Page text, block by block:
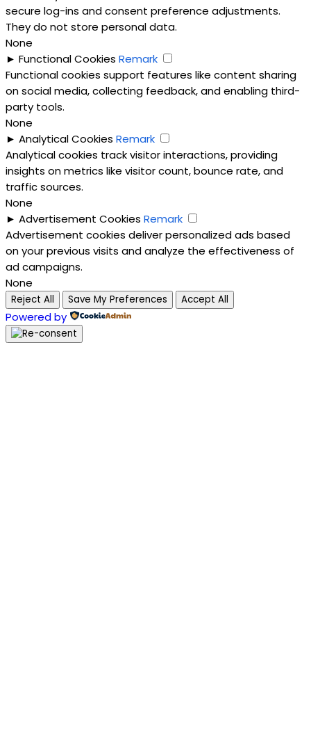
secure log-ins and consent preference adjustments.
They do not store personal data.
None
► Functional Cookies Remark
Functional cookies support features like content sharing
on social media, collecting feedback, and enabling third-
party tools.
None
► Analytical Cookies Remark
Analytical cookies track visitor interactions, providing
insights on metrics like visitor count, bounce rate, and
traffic sources.
None
► Advertisement Cookies Remark
Advertisement cookies deliver personalized ads based
on your previous visits and analyze the effectiveness of
ad campaigns.
None
Reject All Save My Preferences Accept All
Powered by